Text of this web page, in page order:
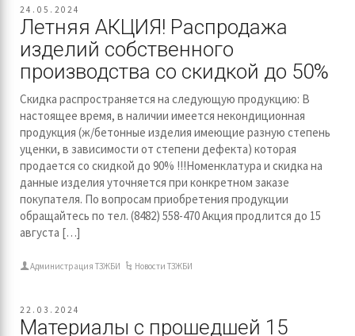
24.05.2024
Летняя АКЦИЯ! Распродажа
изделий собственного
производства со скидкой до 50%
Скидка распространяется на следующую продукцию: В
настоящее время, в наличии имеется некондиционная
продукция (ж/бетонные изделия имеющие разную степень
уценки, в зависимости от степени дефекта) которая
продается со скидкой до 90% !!!Номенклатура и скидка на
данные изделия уточняется при конкретном заказе
покупателя. По вопросам приобретения продукции
обращайтесь по тел. (8482) 558-470 Акция продлится до 15
августа […]
Администрация ТЗЖБИ Новости ТЗЖБИ
22.03.2024
Материалы с прошедшей 15